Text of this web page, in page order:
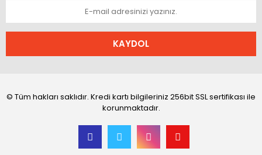
KAYDOL
© Tüm hakları saklıdır. Kredi kartı bilgileriniz 256bit SSL sertifikası ile
korunmaktadır.